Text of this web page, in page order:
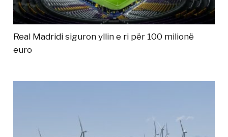
Real Madridi siguron yllin e ri për 100 milionë
euro